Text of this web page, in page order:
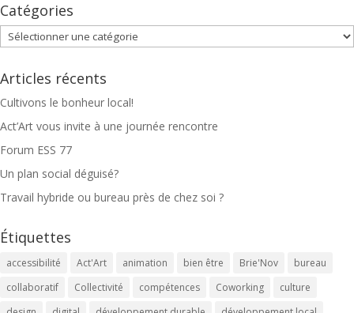
Catégories
Catégories
Articles récents
Cultivons le bonheur local!
Act’Art vous invite à une journée rencontre
Forum ESS 77
Un plan social déguisé?
Travail hybride ou bureau près de chez soi ?
Étiquettes
accessibilité Act'Art animation bien être Brie'Nov
bureau
collaboratif
Collectivité compétences Coworking
culture